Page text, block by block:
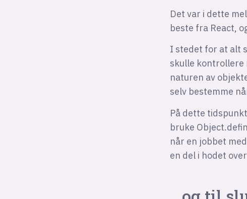
Det var i dette
beste fra React,
I stedet for at alt
skulle kontrollere
naturen av
selv bestemme
På dette
bruke
når en jobbet
en del i hodet